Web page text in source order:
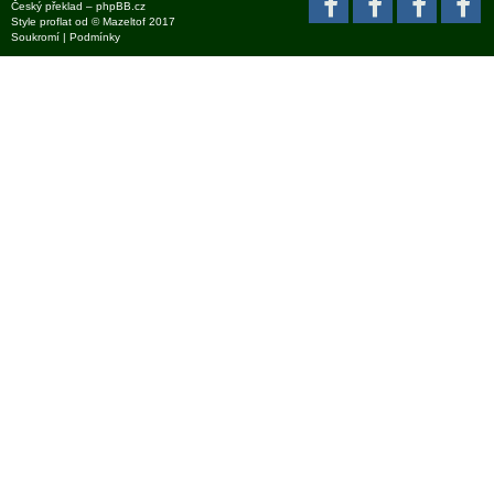
Český překlad – phpBB.cz
Style proflat od ©Mazeltof 2017
Soukromí | Podmínky